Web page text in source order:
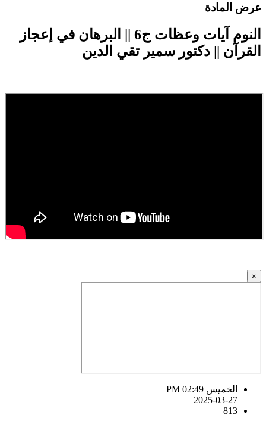
المادة
النوم آيات وعظات ج6 || البرهان في إعجاز
|| دكتور سمير تقي الدين
الخميس PM 02:49
2025-03-27
813